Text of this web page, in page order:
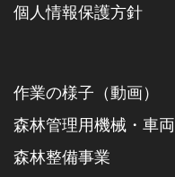
個人情報保護方針
作業の様子（動画）
森林管理用機械・車両
森林整備事業